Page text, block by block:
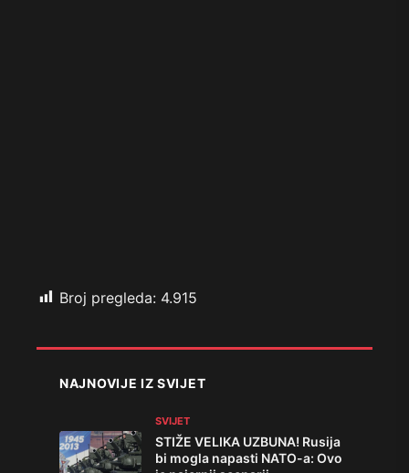
Broj pregleda: 4.915
NAJNOVIJE IZ SVIJET
SVIJET
STIŽE VELIKA UZBUNA! Rusija
bi mogla napasti NATO-a: Ovo